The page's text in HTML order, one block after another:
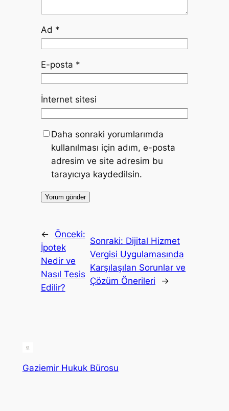
Ad *
E-posta *
İnternet sitesi
Daha sonraki yorumlarımda
kullanılması için adım, e-posta
adresim ve site adresim bu
tarayıcıya kaydedilsin.
←
Önceki:
İpotek
Nedir ve
Nasıl Tesis
Edilir?
Sonraki: Dijital Hizmet
Vergisi Uygulamasında
Karşılaşılan Sorunlar ve
Çözüm Önerileri
→
Gaziemir Hukuk Bürosu